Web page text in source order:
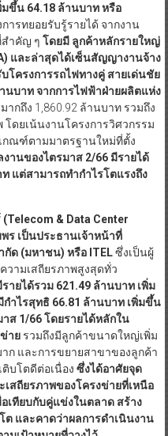
ขึ้น 64.18 ล้านบาท หรือ
ารทยอยรับรู้รายได้ จากงาน
สำคัญ ๆ โดยมี ลูกค้าหลักรายใหญ่
และล่าสุดได้เซ็นสัญญางานจ้าง
โครงการรถไฟทางคู่ สายเด่นชัย
นบาท จากการไฟฟ้าฝ่ายผลิตแห่ง
กถึง 1,860.92 ล้านบาท รวมถึง
ดยเน้นงานโครงการวิศวกรรม
กณฑ์ตามมาตรฐานใหม่ที่ตั้ง
งานของไตรมาส 2/66 มีรายได้
แต่สามารถทำกำไรโตแรงถึง
(Telecom & Data Center
ร เป็นประธานเจ้าหน้าที่
กัด (มหาชน) หรือ ITELซึ่งเป็นผู้
วามเสถียรภาพสูงสุดทั่ว
รายได้รวม 621.49 ล้านบาท เพิ่ม
ำไรสุทธิ 66.81 ล้านบาท เพิ่มขึ้น
าส 1/66 โดยรายได้หลักใน
าย รวมถึงมีลูกค้าขนาดใหญ่เพิ่ม
ก และการขยายสาขาของลูกค้า
บโตดีต่อเนื่อง ซึ่งได้อาศัยจุด
สถียรภาพของโครงข่ายที่เหนือ
เทียบกับคู่แข่งในตลาด สร้าง
ต และคาดว่าผลการดำเนินงาน